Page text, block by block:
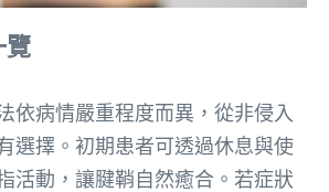
覽
依病情嚴重程度而異，從非侵入
選擇。初期患者可透過休息與使
活動，讓腱鞘自然癒合。若症狀